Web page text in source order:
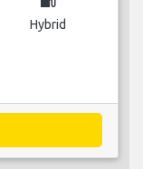
Hybrid